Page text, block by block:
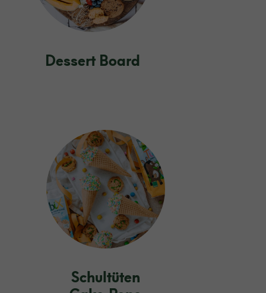
Dessert Board
Schultüten